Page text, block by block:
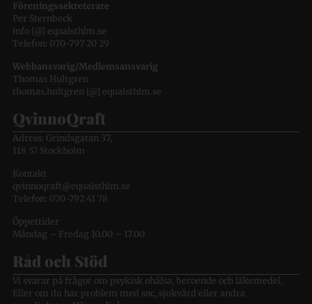
Föreningssekreterare
Per Sternbeck
info [@] equalsthlm.se
Telefon: 070-797 20 29
Webbansvarig/Medlemsansvarig
Thomas Hultgren
thomas.hultgren [@] equalsthlm.se
QvinnoQraft
Adress: Grindsgatan 37,
118 57 Stockholm
Kontakt
qvinnoqraft@equalsthlm.se
Telefon: 070-792 41 78
Öppettider
Måndag – Fredag 10.00 – 17.00
Råd och Stöd
Vi svarar på frågor om psykisk ohälsa, beroende och läkemedel.
Eller om du har problem med soc, sjukvård eller andra